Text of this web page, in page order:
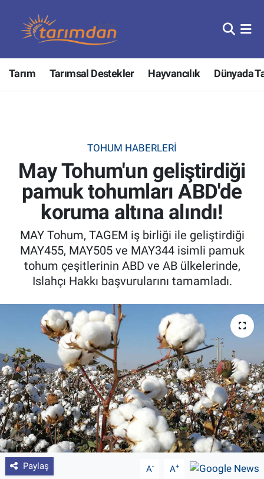
Tarım Tarımsal Destekler Hayvancılık Dünyada
TOHUM HABERLERI
May Tohum'un geliştirdiği
pamuk tohumları ABD'de
koruma altına alındı!
MAY Tohum, TAGEM iş birliği ile geliştirdiği
MAY455, MAY505 ve MAY344 isimli pamuk
tohum çeşitlerinin ABD ve AB ülkelerinde,
Islahçı Hakkı başvurularını tamamladı.
Paylaş A- A+
Tarım
Hayvancılık
Tarımsal Destekler
Tarım Bakanlığı
Tarım Kredi Kooperatifleri
Pankobirlik
Et fiyatları
Tarım Bilgisi
Yetiştirici Soruyor
Dünyada Tarım
Üretici Birlikleri
Şeker ve Şekerli Mamüller
Nöbetçi Eczaneler
Hava Durumu
Tüm Manşetler
Son Dakika Haberleri